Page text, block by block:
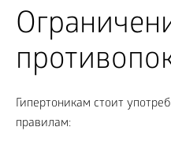
Гипертоникам стоит
правилам: